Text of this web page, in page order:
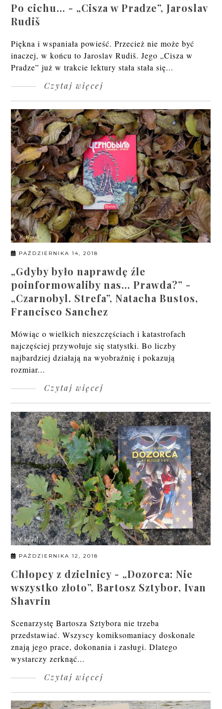
Po cichu… - „Cisza w Pradze”, Jaroslav
Rudiš
Piękna i wspaniała powieść. Przecież nie może być
inaczej, w końcu to Jaroslav Rudiš. Jego „Cisza w
Pradze” już w trakcie lektury stała stała się...
Czytaj więcej
PAŹDZIERNIKA 14, 2018
„Gdyby było naprawdę źle
poinformowaliby nas… Prawda?” -
„Czarnobyl. Strefa”, Natacha Bustos,
Francisco Sanchez
Mówiąc o wielkich nieszczęściach i katastrofach
najczęściej przywołuje się statystki. Bo liczby
najbardziej działają na wyobraźnię i pokazują
rozmiar...
Czytaj więcej
PAŹDZIERNIKA 12, 2018
Chłopcy z dzielnicy - „Dozorca: Nie
wszystko złoto”, Bartosz Sztybor, Ivan
Shavrin
Scenarzystę Bartosza Sztybora nie trzeba
przedstawiać. Wszyscy komiksomaniacy doskonale
znają jego prace, dokonania i zasługi. Dlatego
wystarczy zerknąć...
Czytaj więcej